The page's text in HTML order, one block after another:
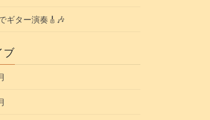
ギター演奏🎸🎶
ブ